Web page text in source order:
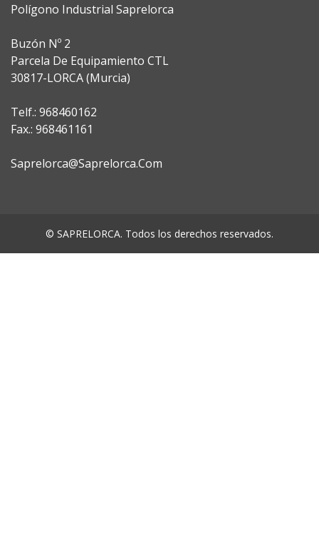
Polígono Industrial Saprelorca
Buzón Nº 2
Parcela De Equipamiento CTL
30817-LORCA (Murcia)
Telf.: 968460162
Fax.: 968461161
Saprelorca@saprelorca.com
© SAPRELORCA. Todos los derechos reservados.